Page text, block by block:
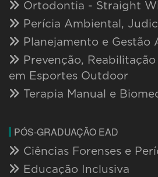
Ortodontia - Straight
Perícia Ambiental,
Planejamento e Gestão
Prevenção,
em Esportes Outdoor
Terapia Manual e
PÓS-GRADUAÇÃO EAD
Ciências Forenses e
Educação Inclusiva